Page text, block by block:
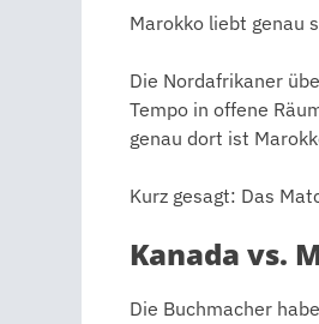
Marokko liebt genau
Die Nordafrikaner
Tempo in offene
genau dort ist
Kurz gesagt: Das
Kanada vs.
Die Buchmacher